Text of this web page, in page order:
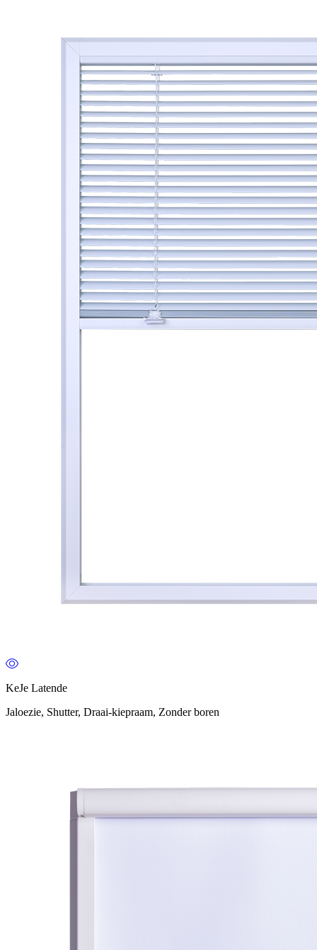
KeJe Latende
Jaloezie, Shutter, Draai-kiepraam, Zonder boren